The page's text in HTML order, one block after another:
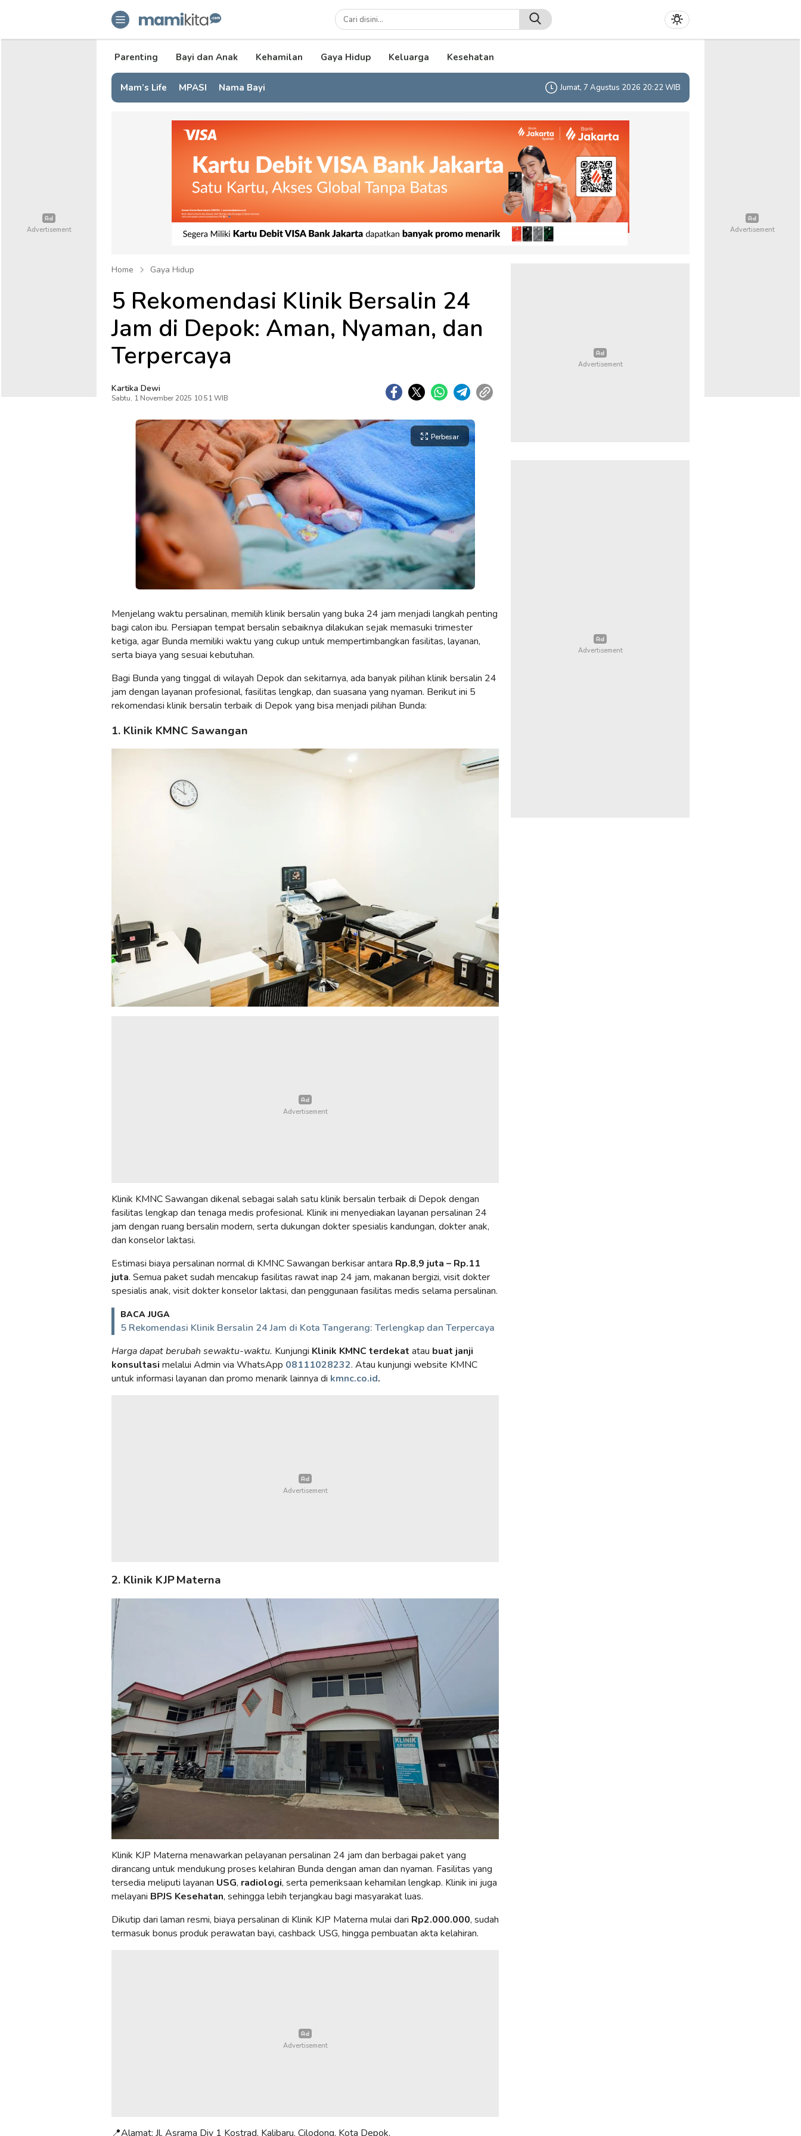
mamikita.com
Informasi Parenting untuk Mami Milenial
Parenting Bayi dan Anak Kehamilan Gaya Hidup Keluarga Kesehatan
Mam’s Life MPASI Nama Bayi Jumat, 7 Agustus 2026 20:22 WIB
Home Gaya Hidup
5 Rekomendasi Klinik Bersalin 24
Jam di Depok: Aman, Nyaman, dan
Terpercaya
Kartika Dewi
Sabtu, 1 November 2025 10:51 WIB
Perbesar
Menjelang waktu persalinan, memilih klinik bersalin yang buka 24 jam menjadi langkah penting
bagi calon ibu. Persiapan tempat bersalin sebaiknya dilakukan sejak memasuki trimester
ketiga, agar Bunda memiliki waktu yang cukup untuk mempertimbangkan fasilitas, layanan,
serta biaya yang sesuai kebutuhan.
Bagi Bunda yang tinggal di wilayah Depok dan sekitarnya, ada banyak pilihan klinik bersalin 24
jam dengan layanan profesional, fasilitas lengkap, dan suasana yang nyaman. Berikut ini 5
rekomendasi klinik bersalin terbaik di Depok yang bisa menjadi pilihan Bunda:
1. Klinik KMNC Sawangan
Klinik KMNC Sawangan dikenal sebagai salah satu klinik bersalin terbaik di Depok dengan
fasilitas lengkap dan tenaga medis profesional. Klinik ini menyediakan layanan persalinan 24
jam dengan ruang bersalin modern, serta dukungan dokter spesialis kandungan, dokter anak,
dan konselor laktasi.
Estimasi biaya persalinan normal di KMNC Sawangan berkisar antara Rp.8,9 juta – Rp.11
juta. Semua paket sudah mencakup fasilitas rawat inap 24 jam, makanan bergizi, visit dokter
spesialis anak, visit dokter konselor laktasi, dan penggunaan fasilitas medis selama persalinan.
BACA JUGA
5 Rekomendasi Klinik Bersalin 24 Jam di Kota Tangerang: Terlengkap dan Terpercaya
Harga dapat berubah sewaktu-waktu. Kunjungi Klinik KMNC terdekat atau buat janji
konsultasi melalui Admin via WhatsApp 08111028232. Atau kunjungi website KMNC
untuk informasi layanan dan promo menarik lainnya di kmnc.co.id.
2. Klinik KJP Materna
Klinik KJP Materna menawarkan pelayanan persalinan 24 jam dan berbagai paket yang
dirancang untuk mendukung proses kelahiran Bunda dengan aman dan nyaman. Fasilitas yang
tersedia meliputi layanan USG, radiologi, serta pemeriksaan kehamilan lengkap. Klinik ini juga
melayani BPJS Kesehatan, sehingga lebih terjangkau bagi masyarakat luas.
Dikutip dari laman resmi, biaya persalinan di Klinik KJP Materna mulai dari Rp2.000.000, sudah
termasuk bonus produk perawatan bayi, cashback USG, hingga pembuatan akta kelahiran.
📍Alamat: Jl. Asrama Div 1 Kostrad, Kalibaru, Cilodong, Kota Depok.